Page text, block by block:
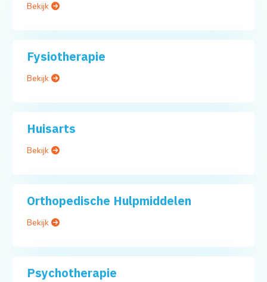
Bekijk
Fysiotherapie
Bekijk
Huisarts
Bekijk
Orthopedische Hulpmiddelen
Bekijk
Psychotherapie